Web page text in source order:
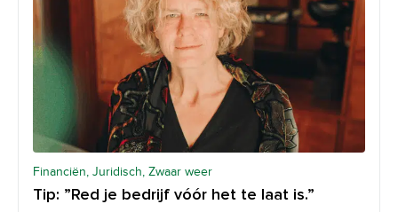
Financiën, Juridisch, Zwaar weer
Tip: ”Red je bedrijf vóór het te laat is.”